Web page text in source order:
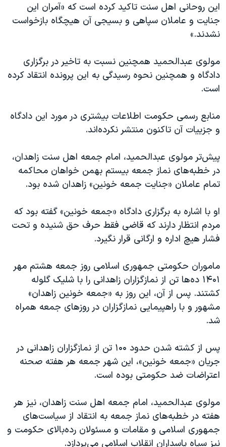
سفر پرزیدنت ترامپ به چین
این روحانی اهل سنت تاکید کرده است که «آمران این
جنایت و عاملان سپاهی و بسیجی آن هیچگاه بازخواست
نشدند.»
مولوی عبدالحمید همچنین نسبت به تاخیر در برگزاری
دادگاه و همچنین نحوه رسیدگی به این پرونده انتقاد کرده
است.
منابع رسمی حکومت اطلاعات بیشتری در مورد این دادگاه
و جزییات آن تاکنون منتشر نکرده‌اند.
پیش‌تر مولوی عبدالحمید، امام جمعه اهل سنت زاهدان،
در خطبه‌های نماز جمعه بیستم بهمن خواهان محاکمه
تمام عاملان «جنایت جمعه خونین» زاهدان شده بود.
او با اشاره به برگزاری دادگاه «جمعه خونین» گفته بود که
مردم انتظار دارند که قاضی فقط حرف حق شنیده و تحت
فشار هیچ اداره و ارگانی قرار نگیرد.
ماموران حکومتی جمهوری اسلامی روز جمعه هشتم مهر
۱۴۰۱ ده‌ها تن از نمازگزاران زاهدانی را با شلیک گلوله
کشتند. پس از آن، این روز به «جمعه خونین زاهدان»
مشهور و با راهپیمایی نمازگزاران در روزهای جمعه همراه
شد.
پس از کشته شدن حدود ۱۰۰ تن از نمازگزاران زاهدانی در
جریان «جمعه خونین»، این شهر جمعه هر هفته صحنه
اعتراضات ضد حکومتی بوده است.
مولوی عبدالحمید، امام جمعه اهل سنت زاهدان، نیز هر
هفته در خطبه‌های نماز جمعه به انتقاد از سیاست‌های
جمهوری اسلامی و مقامات و مسئولان رده‌بالای حکومت و
نیز سپاه پاسداران انقلاب اسلامی می‌پردازد.